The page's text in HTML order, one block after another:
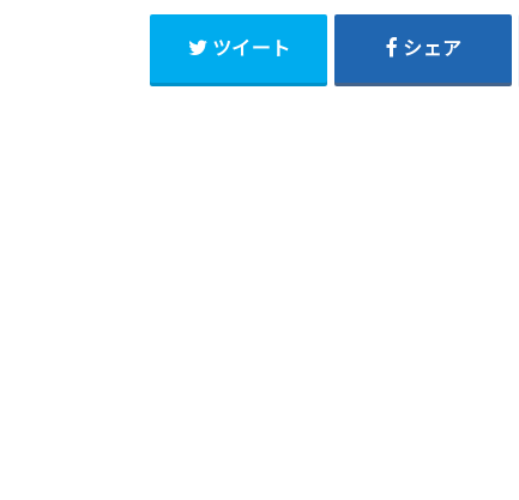
ツイート シェア